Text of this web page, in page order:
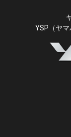
YSP（ヤマ